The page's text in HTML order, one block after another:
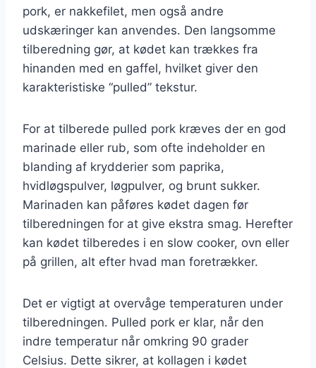
pork, er nakkefilet, men også andre
udskæringer kan anvendes. Den langsomme
tilberedning gør, at kødet kan trækkes fra
hinanden med en gaffel, hvilket giver den
karakteristiske “pulled” tekstur.
For at tilberede pulled pork kræves der en god
marinade eller rub, som ofte indeholder en
blanding af krydderier som paprika,
hvidløgspulver, løgpulver, og brunt sukker.
Marinaden kan påføres kødet dagen før
tilberedningen for at give ekstra smag. Herefter
kan kødet tilberedes i en slow cooker, ovn eller
på grillen, alt efter hvad man foretrækker.
Det er vigtigt at overvåge temperaturen under
tilberedningen. Pulled pork er klar, når den
indre temperatur når omkring 90 grader
Celsius. Dette sikrer, at kollagen i kødet